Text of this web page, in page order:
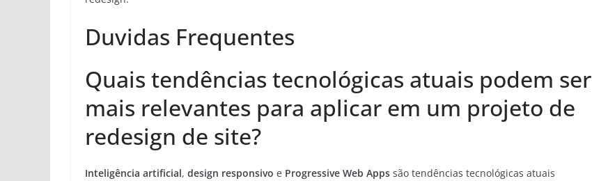
Duvidas Frequentes
Quais tendências tecnológicas atuais podem ser
mais relevantes para aplicar em um projeto de
redesign de site?
Inteligência artificial, design responsivo e Progressive Web Apps são tendências tecnológicas atuais